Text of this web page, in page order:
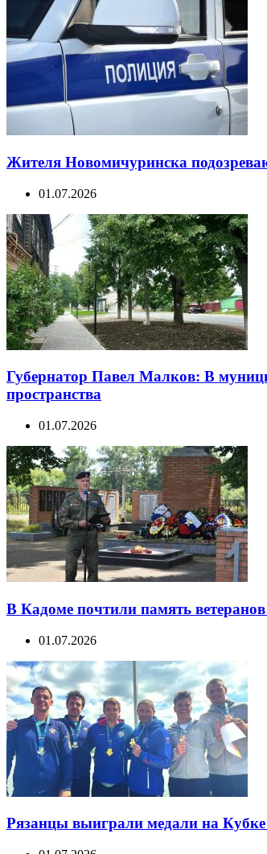
Жителя Новомичуринска
01.07.2026
Губернатор Павел Малков: В
пространства
01.07.2026
В Кадоме почтили память
01.07.2026
Рязанцы выиграли медали на Кубке